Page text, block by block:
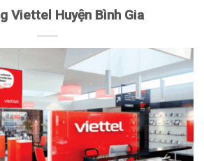
Viettel Huyện Bình Gia